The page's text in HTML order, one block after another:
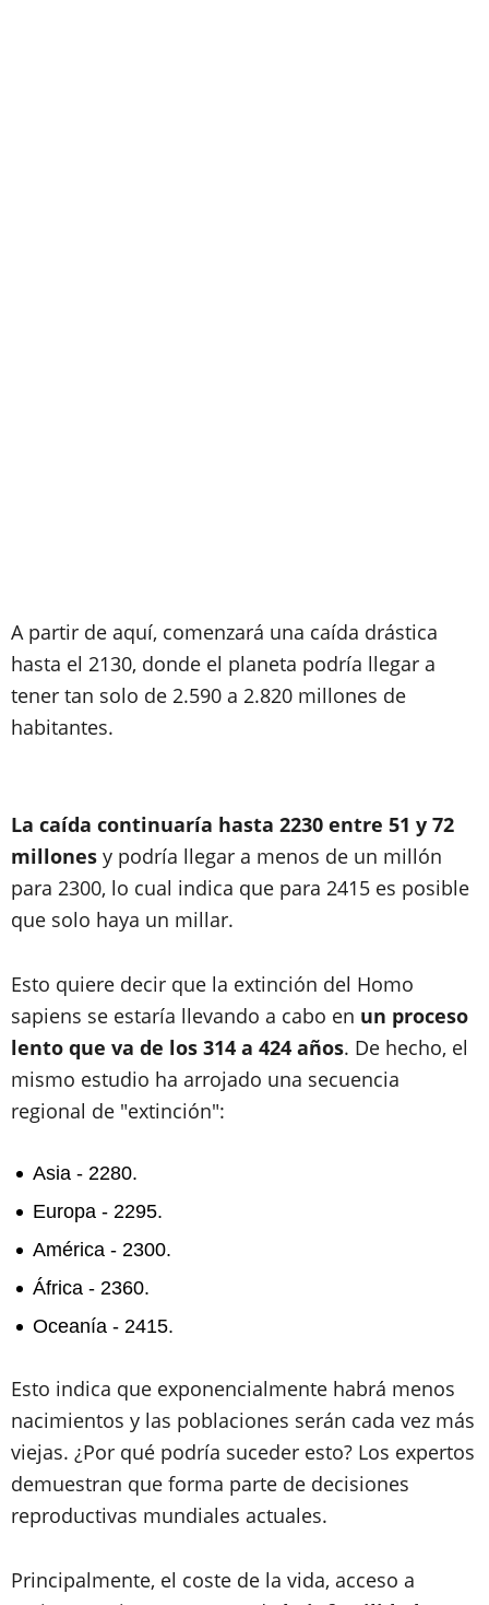
A partir de aquí, comenzará una caída drástica
hasta el 2130, donde el planeta podría llegar a
tener tan solo de 2.590 a 2.820 millones de
habitantes.
La caída continuaría hasta 2230 entre 51 y 72
millones y podría llegar a menos de un millón
para 2300, lo cual indica que para 2415 es posible
que solo haya un millar.
Esto quiere decir que la extinción del Homo
sapiens se estaría llevando a cabo en un proceso
lento que va de los 314 a 424 años. De hecho, el
mismo estudio ha arrojado una secuencia
regional de "extinción":
Asia - 2280.
Europa - 2295.
América - 2300.
África - 2360.
Oceanía - 2415.
Esto indica que exponencialmente habrá menos
nacimientos y las poblaciones serán cada vez más
viejas. ¿Por qué podría suceder esto? Los expertos
demuestran que forma parte de decisiones
reproductivas mundiales actuales.
Principalmente, el coste de la vida, acceso a